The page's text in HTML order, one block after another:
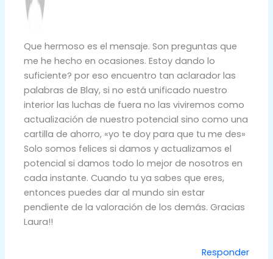
Que hermoso es el mensaje. Son preguntas que
me he hecho en ocasiones. Estoy dando lo
suficiente? por eso encuentro tan aclarador las
palabras de Blay, si no está unificado nuestro
interior las luchas de fuera no las viviremos como
actualización de nuestro potencial sino como una
cartilla de ahorro, «yo te doy para que tu me des»
Solo somos felices si damos y actualizamos el
potencial si damos todo lo mejor de nosotros en
cada instante. Cuando tu ya sabes que eres,
entonces puedes dar al mundo sin estar
pendiente de la valoración de los demás. Gracias
Laura!!
Responder